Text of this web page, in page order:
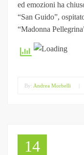
ed emozioni ha
“San Guido”,
“Madonna
By: Andrea Morbelli
14